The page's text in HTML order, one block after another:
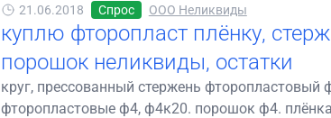
21.06.2018 Спрос ООО Неликвиды
куплю фторопласт плёнку,
порошок неликвиды, остатки
круг, прессованный стержень фторопластовый
фторопластовые ф4, ф4к20. порошок ф4.